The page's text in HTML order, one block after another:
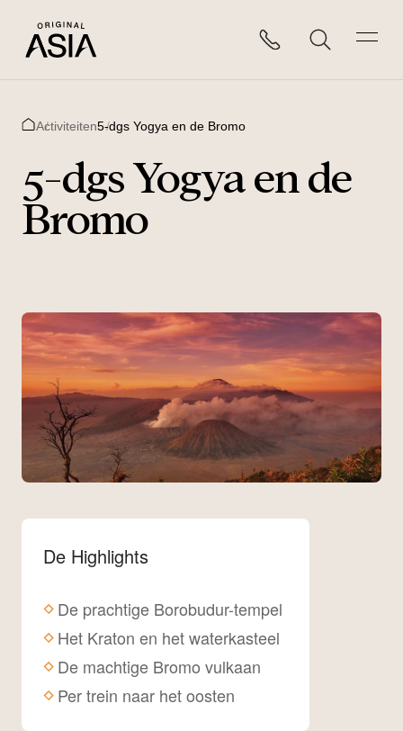
Activiteiten5-dgs Yogya en de Bromo
5-dgs Yogya en de
Bromo
De Highlights
De prachtige Borobudur-tempel
Het Kraton en het waterkasteel
De machtige Bromo vulkaan
Per trein naar het oosten